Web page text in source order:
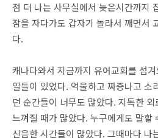
점 더 나는 사무실에서 늦은시간까지
잠을 자다가도 갑자기 놀라서 깨면서
다.
캐나다와서 지금까지 유어교회를 섬
일들이 있었다. 억울하고 짜증나고 소
던 순간들이 너무도 많았다. 지독한
느껴질 때가 많았다. 누구에게도 말할
신음한 시간들이 많았다. 그때마다 나